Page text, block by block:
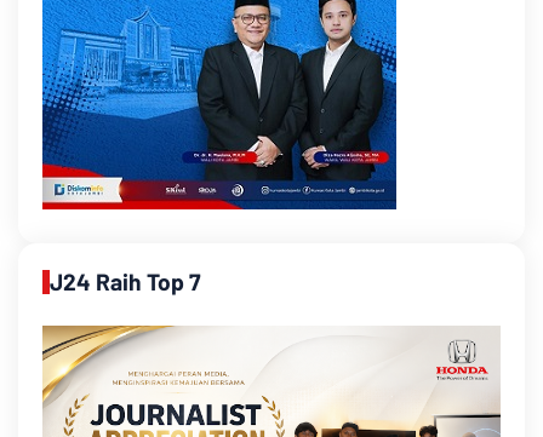
J24 Raih Top 7